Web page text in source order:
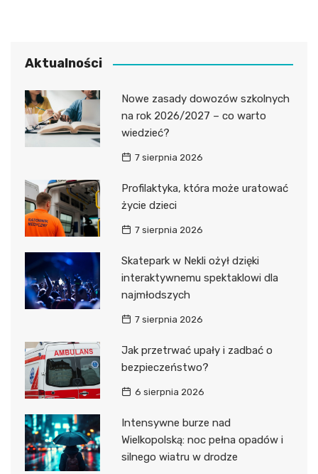
Aktualności
Nowe zasady dowozów szkolnych
na rok 2026/2027 – co warto
wiedzieć?
7 sierpnia 2026
Profilaktyka, która może uratować
życie dzieci
7 sierpnia 2026
Skatepark w Nekli ożył dzięki
interaktywnemu spektaklowi dla
najmłodszych
7 sierpnia 2026
Jak przetrwać upały i zadbać o
bezpieczeństwo?
6 sierpnia 2026
Intensywne burze nad
Wielkopolską: noc pełna opadów i
silnego wiatru w drodze